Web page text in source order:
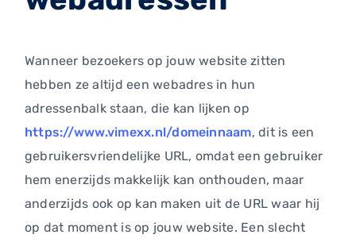
Wanneer bezoekers op jouw website zitten
hebben ze altijd een webadres in hun
adressenbalk staan, die kan lijken op
https://www.vimexx.nl/domeinnaam, dit is een
gebruikersvriendelijke URL, omdat een gebruiker
hem enerzijds makkelijk kan onthouden, maar
anderzijds ook op kan maken uit de URL waar hij
op dat moment is op jouw website. Een slecht